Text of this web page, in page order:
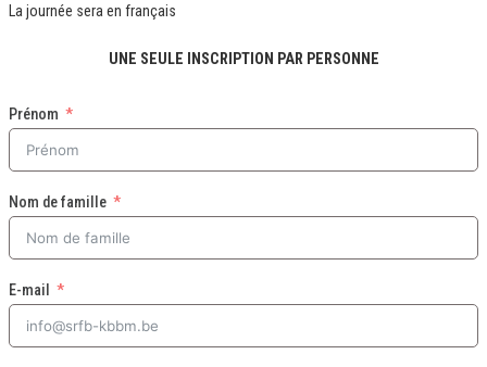
La journée sera en français
UNE SEULE INSCRIPTION PAR PERSONNE
Prénom
Nom de famille
E-mail